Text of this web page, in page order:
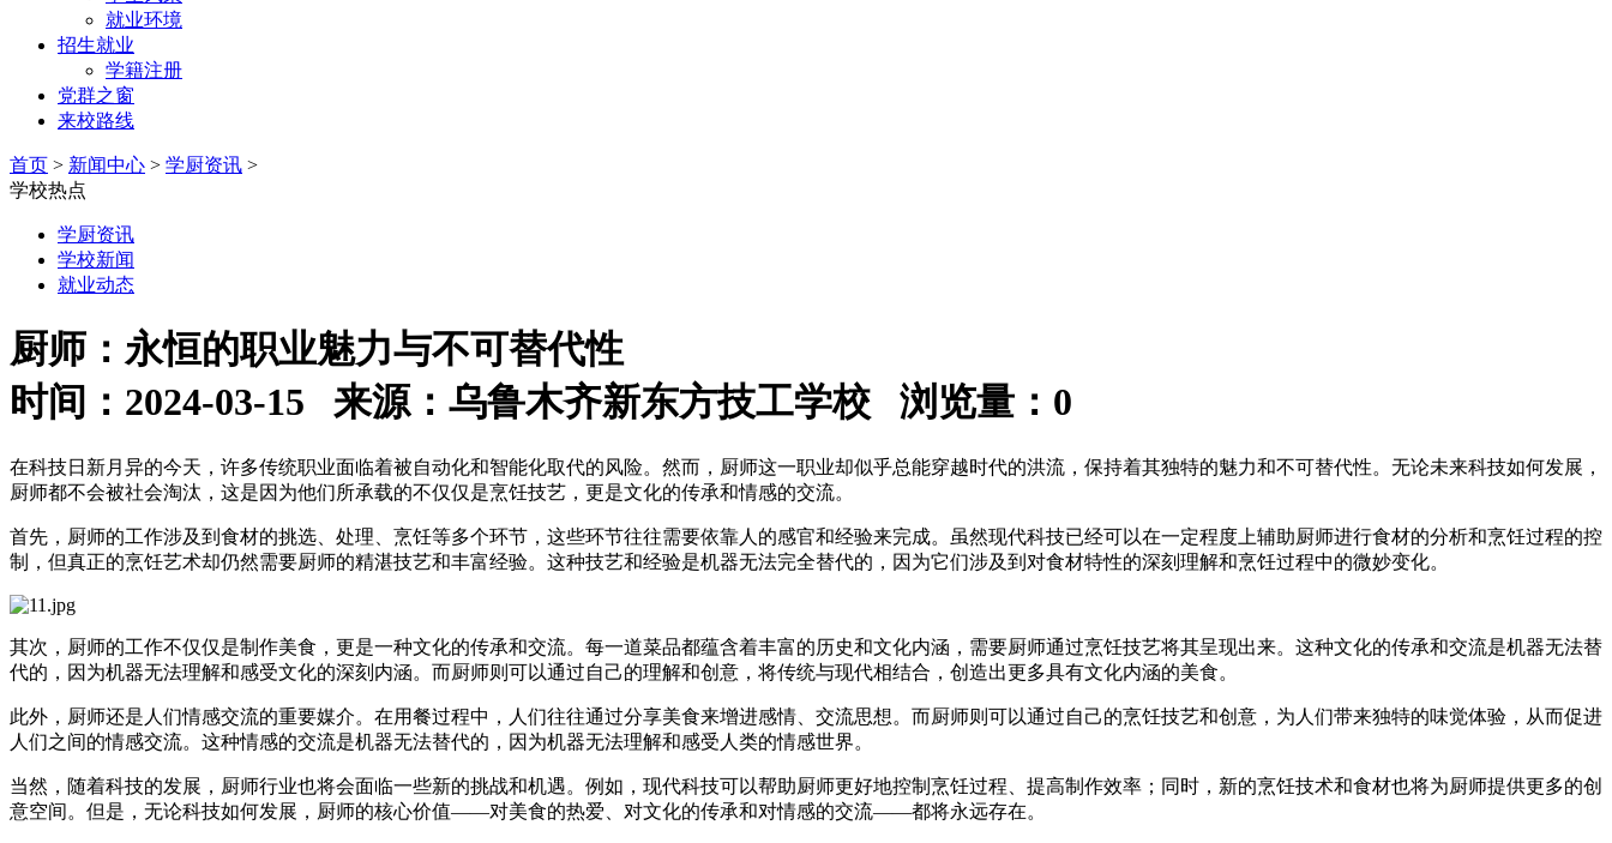
就业环境
招生就业
学籍注册
党群之窗
来校路线
首页 > 新闻中心 > 学厨资讯 >
学校热点
学厨资讯
学校新闻
就业动态
厨师：永恒的职业魅力与不可替代性
时间：2024-03-15 来源：乌鲁木齐新东方技工学校 浏览量： 0
在科技日新月异的今天，许多传统职业面临着被自动化和智能化取代的风险。然而，厨师这一职业却似乎总能穿越时代的洪流，保持着其独特的魅力和不可替代性。无论未来科技如何发展，
厨师都不会被社会淘汰，这是因为他们所承载的不仅仅是烹饪技艺，更是文化的传承和情感的交流。
首先，厨师的工作涉及到食材的挑选、处理、烹饪等多个环节，这些环节往往需要依靠人的感官和经验来完成。虽然现代科技已经可以在一定程度上辅助厨师进行食材的分析和烹饪过程的控
制，但真正的烹饪艺术却仍然需要厨师的精湛技艺和丰富经验。这种技艺和经验是机器无法完全替代的，因为它们涉及到对食材特性的深刻理解和烹饪过程中的微妙变化。
其次，厨师的工作不仅仅是制作美食，更是一种文化的传承和交流。每一道菜品都蕴含着丰富的历史和文化内涵，需要厨师通过烹饪技艺将其呈现出来。这种文化的传承和交流是机器无法替
代的，因为机器无法理解和感受文化的深刻内涵。而厨师则可以通过自己的理解和创意，将传统与现代相结合，创造出更多具有文化内涵的美食。
此外，厨师还是人们情感交流的重要媒介。在用餐过程中，人们往往通过分享美食来增进感情、交流思想。而厨师则可以通过自己的烹饪技艺和创意，为人们带来独特的味觉体验，从而促进
人们之间的情感交流。这种情感的交流是机器无法替代的，因为机器无法理解和感受人类的情感世界。
当然，随着科技的发展，厨师行业也将会面临一些新的挑战和机遇。例如，现代科技可以帮助厨师更好地控制烹饪过程、提高制作效率；同时，新的烹饪技术和食材也将为厨师提供更多的创
意空间。但是，无论科技如何发展，厨师的核心价值——对美食的热爱、对文化的传承和对情感的交流——都将永远存在。